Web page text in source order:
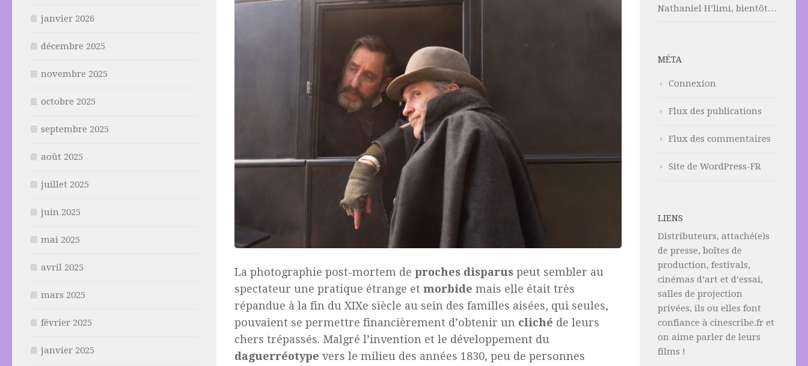
La photographie post-mortem de proches disparus peut sembler au
spectateur une pratique étrange et morbide mais elle était très
répandue à la fin du XIXe siècle au sein des familles aisées, qui seules,
pouvaient se permettre financièrement d’obtenir un cliché de leurs
chers trépassés. Malgré l’invention et le développement du
daguerréotype vers le milieu des années 1830, peu de personnes
janvier 2026
décembre 2025
novembre 2025
octobre 2025
septembre 2025
août 2025
juillet 2025
juin 2025
mai 2025
avril 2025
mars 2025
février 2025
janvier 2025
Nathaniel H’limi, bientôt…
MÉTA
Connexion
Flux des publications
Flux des commentaires
Site de WordPress-FR
LIENS
Distributeurs, attaché(e)s
de presse, boîtes de
production, festivals,
cinémas d’art et d’essai,
salles de projection
privées, ils ou elles font
confiance à cinescribe.fr et
on aime parler de leurs
films !